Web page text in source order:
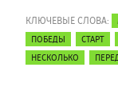
КЛЮЧЕВЫЕ СЛОВА:
ПОБЕДЫ
СТАРТ
НЕСКОЛЬКО